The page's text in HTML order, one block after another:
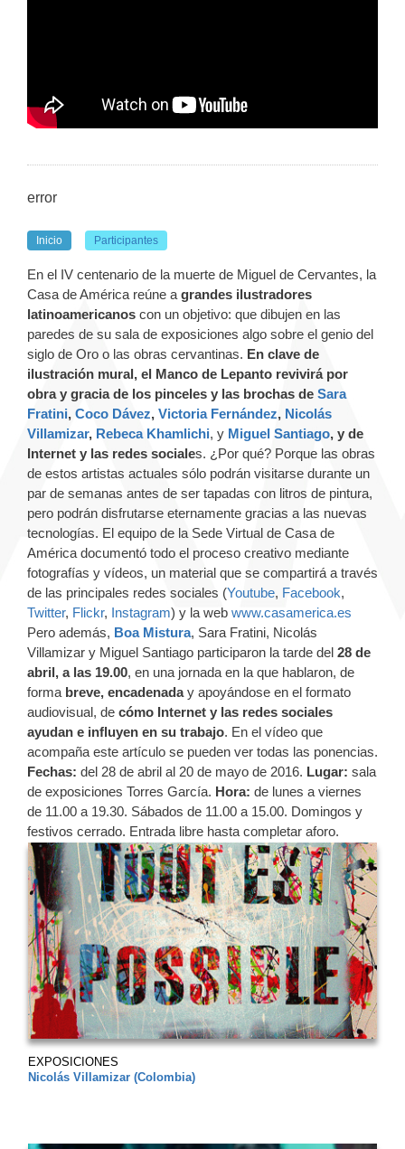
error
Inicio Participantes
En el IV centenario de la muerte de Miguel de Cervantes, la
Casa de América reúne a grandes ilustradores
latinoamericanos con un objetivo: que dibujen en las
paredes de su sala de exposiciones algo sobre el genio del
siglo de Oro o las obras cervantinas. En clave de
ilustración mural, el Manco de Lepanto revivirá por
obra y gracia de los pinceles y las brochas de Sara
Fratini, Coco Dávez, Victoria Fernández, Nicolás
Villamizar, Rebeca Khamlichi, y Miguel Santiago, y de
Internet y las redes sociales. ¿Por qué? Porque las obras
de estos artistas actuales sólo podrán visitarse durante un
par de semanas antes de ser tapadas con litros de pintura,
pero podrán disfrutarse eternamente gracias a las nuevas
tecnologías. El equipo de la Sede Virtual de Casa de
América documentó todo el proceso creativo mediante
fotografías y vídeos, un material que se compartirá a través
de las principales redes sociales (Youtube, Facebook,
Twitter, Flickr, Instagram) y la web www.casamerica.es
Pero además, Boa Mistura, Sara Fratini, Nicolás
Villamizar y Miguel Santiago participaron la tarde del 28 de
abril, a las 19.00, en una jornada en la que hablaron, de
forma breve, encadenaday apoyándose en el formato
audiovisual, de cómo Internet y las redes sociales
ayudan e influyen en su trabajo. En el vídeo que
acompaña este artículo se pueden ver todas las ponencias.
Fechas: del 28 de abril al 20 de mayo de 2016. Lugar: sala
de exposiciones Torres García. Hora: de lunes a viernes
de 11.00 a 19.30. Sábados de 11.00 a 15.00. Domingos y
festivos cerrado. Entrada libre hasta completar aforo.
EXPOSICIONES
Nicolás Villamizar (Colombia)